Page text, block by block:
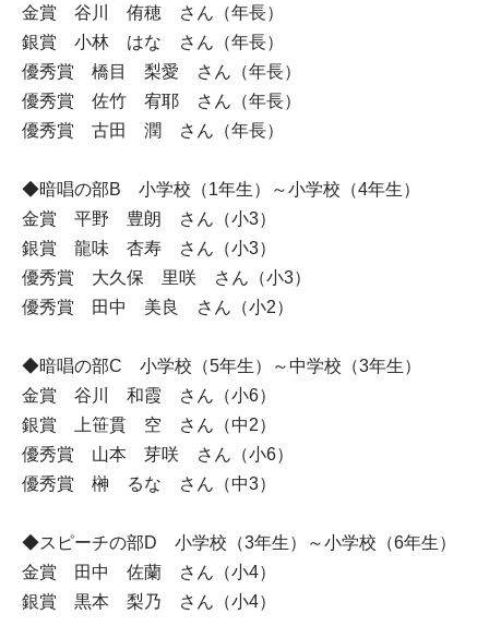
金賞 谷川 侑穂 さん（年長）
銀賞 小林 はな さん（年長）
優秀賞 橋目 梨愛 さん（年長）
優秀賞 佐竹 宥耶 さん（年長）
優秀賞 古田 潤 さん（年長）
◆暗唱の部B 小学校（1年生）～小学校（4年生）
金賞 平野 豊朗 さん（小3）
銀賞 龍味 杏寿 さん（小3）
優秀賞 大久保 里咲 さん（小3）
優秀賞 田中 美良 さん（小2）
◆暗唱の部C 小学校（5年生）～中学校（3年生）
金賞 谷川 和霞 さん（小6）
銀賞 上笹貫 空 さん（中2）
優秀賞 山本 芽咲 さん（小6）
優秀賞 榊 るな さん（中3）
◆スピーチの部D 小学校（3年生）～小学校（6年生）
金賞 田中 佐蘭 さん（小4）
銀賞 黒本 梨乃 さん（小4）